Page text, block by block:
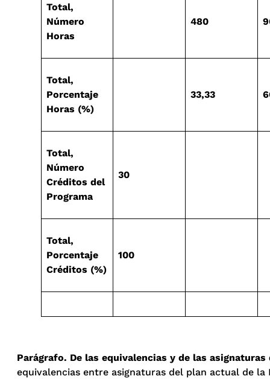
Total,
Número
Horas
480
Total,
Porcentaje
Horas (%)
33,33
Total,
Número
Créditos del
Programa
30
Total,
Porcentaje
Créditos (%)
100
Parágrafo. De las equivalencias y de las
equivalencias entre asignaturas del plan actual de